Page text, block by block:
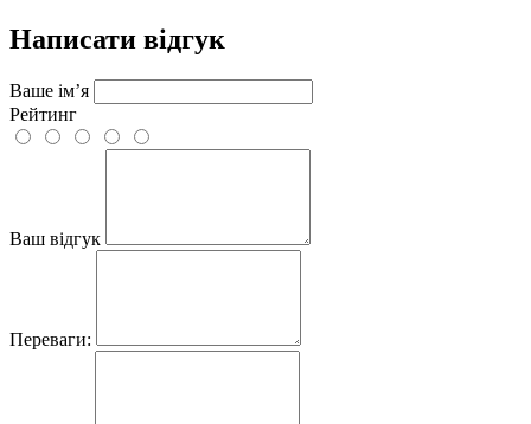
Написати відгук
Ваше ім’я
Рейтинг
Ваш відгук
Переваги: